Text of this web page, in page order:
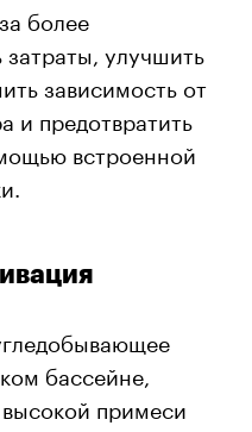
более
улучшить
зависимость от
и предотвратить
встроенной
бассейне,
примеси